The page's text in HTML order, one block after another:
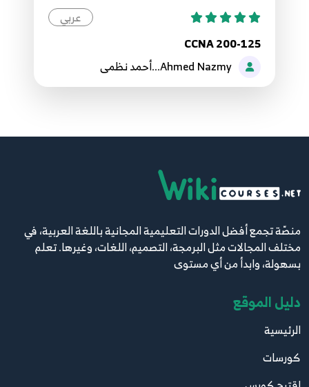
19. 18- The Structure of Ethernet 802.3
Standard Frame - CCNA Network+
20. 19 - LAN Devices Hub, Bridge, Switch -
Collision and broadcast domains - CCNA
Network+
21
table - CAM Table - CCNA Network+
22
22. 21 - Basics of Hexadecimal Math - Essential
for MAC address and IPv6 topics - CCNA
23
23. 22 - MAC Address basics - CCNA Network+
24. 23 - Universally and Locally Assigned MAC
Addresses - Advanced - CCNA Network+
25
MAC, EUI-64, Protocol Stack - APIPA - CCNA
Network+
عربي
CCNA 200-125
Ahmed Nazmy...أحمد نظمى
منصّة تجمع أفضل الدورات التعليمية المجانية باللغة العربية، في
مختلف المجالات مثل البرمجة، التصميم، اللغات، وغيرها. تعلم
بسهولة، وابدأ من أي مستوى
دليل الموقع
الرئيسية
كورسات